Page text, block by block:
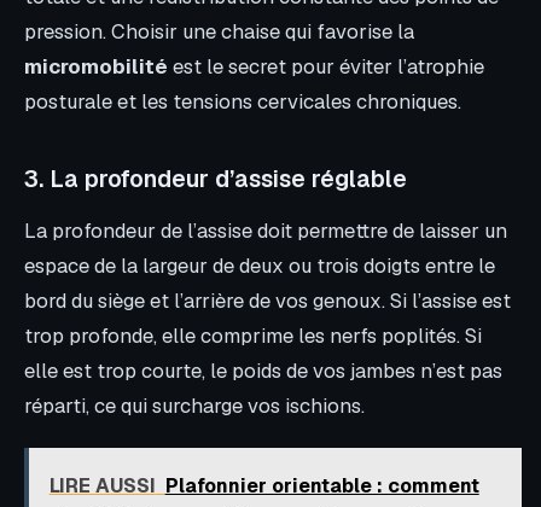
pression. Choisir une chaise qui favorise la
micromobilité est le secret pour éviter l’atrophie
posturale et les tensions cervicales chroniques.
3. La profondeur d’assise réglable
La profondeur de l’assise doit permettre de laisser un
espace de la largeur de deux ou trois doigts entre le
bord du siège et l’arrière de vos genoux. Si l’assise est
trop profonde, elle comprime les nerfs poplités. Si
elle est trop courte, le poids de vos jambes n’est pas
réparti, ce qui surcharge vos ischions.
LIRE AUSSI Plafonnier orientable : comment